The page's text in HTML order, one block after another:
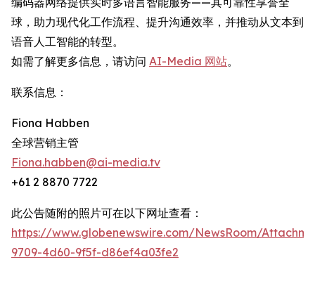
球，助力现代化工作流程、提升沟通效率，并推动从文本到
语音人工智能的转型。
如需了解更多信息，请访问 AI-Media 网站。
联系信息：
Fiona Habben
全球营销主管
Fiona.habben@ai-media.tv
+61 2 8870 7722
此公告随附的照片可在以下网址查看：
https://www.globenewswire.com/NewsRoom/
9709-4d60-9f5f-d86ef4a03fe2